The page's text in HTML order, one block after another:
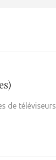
de téléviseurs